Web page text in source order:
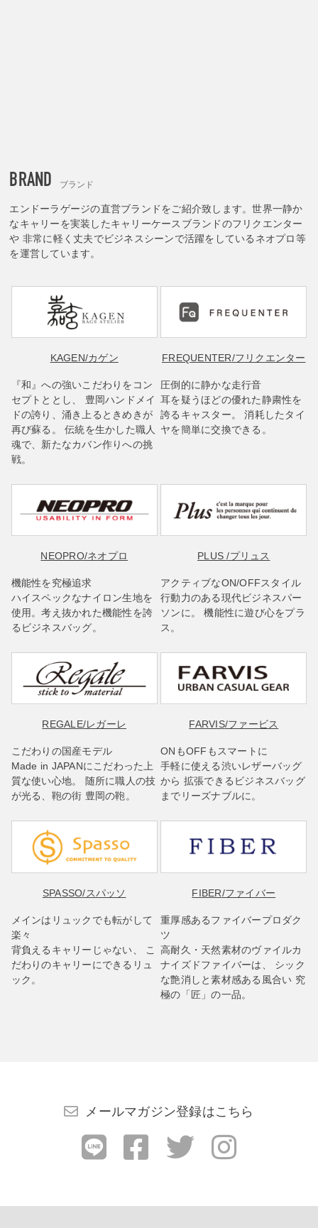
BRAND ブランド
エンドーラゲージの直営ブランドをご紹介致します。世界一静か
なキャリーを実装したキャリーケースブランドのフリクエンター
や 非常に軽く丈夫でビジネスシーンで活躍をしているネオプロ等
を運営しています。
KAGEN/カゲン
『和』への強いこだわりをコン
セプトととし、 豊岡ハンドメイ
ドの誇り、涌き上るときめきが
再び蘇る。 伝統を生かした職人
魂で、新たなカバン作りへの挑
戦。
FREQUENTER/フリクエンター
圧倒的に静かな走行音
耳を疑うほどの優れた静粛性を
誇るキャスター。 消耗したタイ
ヤを簡単に交換できる。
NEOPRO/ネオプロ
機能性を究極追求
ハイスペックなナイロン生地を
使用。考え抜かれた機能性を誇
るビジネスバッグ。
PLUS/プリュス
アクティブなON/OFFスタイル
行動力のある現代ビジネスパー
ソンに。 機能性に遊び心をプラ
ス。
REGALE/レガーレ
こだわりの国産モデル
Made in JAPANにこだわった上
質な使い心地。 随所に職人の技
が光る、鞄の街 豊岡の鞄。
FARVIS/ファービス
ONもOFFもスマートに
手軽に使える渋いレザーバッグ
から 拡張できるビジネスバッグ
までリーズナブルに。
SPASSO/スパッソ
メインはリュックでも転がして
楽々
背負えるキャリーじゃない、 こ
だわりのキャリーにできるリュ
ック。
FIBER/ファイバー
重厚感あるファイバープロダク
ツ
高耐久・天然素材のヴァイルカ
ナイズドファイバーは、 シック
な艶消しと素材感ある風合い 究
極の「匠」の一品。
メールマガジン登録はこちら